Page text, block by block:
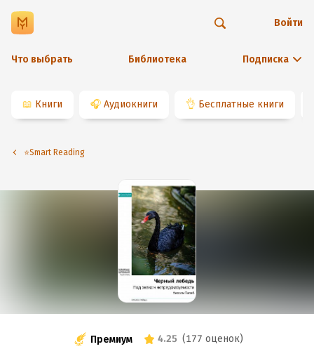
Что выбрать Библиотека Подписка
Войти
📖 Книги 🎧 Аудиокниги 👌 Бесплатные книги
⭐️Smart Reading
Премиум 4.25 (177 оценок)